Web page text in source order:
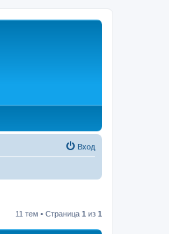
Вход
11 тем • Страница 1 из 1